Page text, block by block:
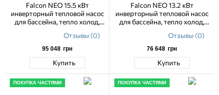
Falcon NEO 15.5 кВт
инверторный тепловой насос
для бассейна, тепло холод,
Отзывы (0)
95 048 грн
Купить
Falcon NEO 13.2 кВт
инверторный тепловой насос
для бассейна, тепло холод,
Отзывы (0)
76 648 грн
Купить
ПОКУПКА ЧАСТЯМИ ПОКУПКА ЧАСТЯМИ